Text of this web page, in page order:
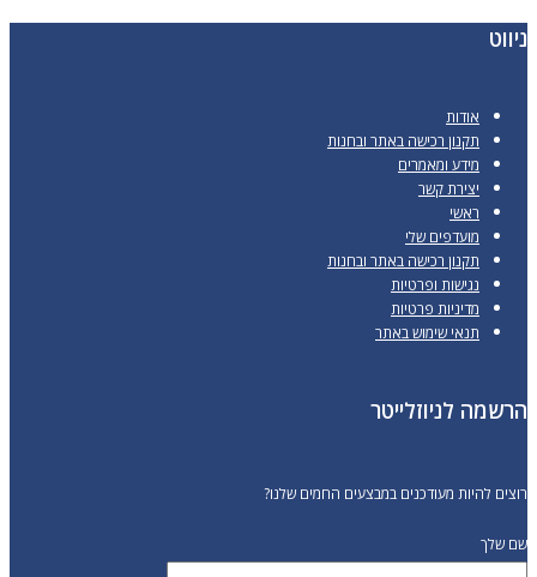
ניווט
אודות
תקנון רכישה באתר ובחנות
מידע ומאמרים
יצירת קשר
ראשי
מועדפים שלי
תקנון רכישה באתר ובחנות
נגישות ופרטיות
מדיניות פרטיות
תנאי שימוש באתר
הרשמה לניוזלייטר
רוצים להיות מעודכנים במבצעים החמים שלנו?
שם שלך